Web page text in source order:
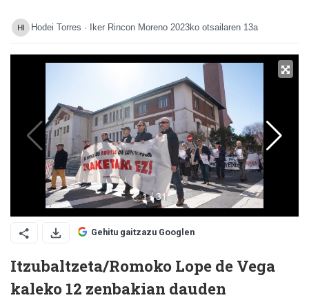
Hodei Torres · Iker Rincon Moreno 2023ko otsailaren 13a
Gehitu gaitzazu Googlen
Itzubaltzeta/Romoko Lope de Vega
kaleko 12 zenbakian dauden